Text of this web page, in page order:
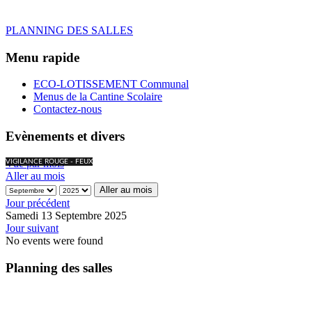
PLANNING DES SALLES
Menu rapide
ECO-LOTISSEMENT Communal
Menus de la Cantine Scolaire
Contactez-nous
Evènements et divers
VIGILANCE ROUGE - FEUX
Vue par mois
Aller au mois
Aller au mois
Jour précédent
Samedi 13 Septembre 2025
Jour suivant
No events were found
Planning des salles